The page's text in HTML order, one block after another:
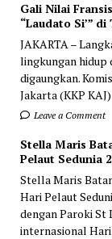
Gali Nilai
“Laudato Si’”
JAKARTA –
lingkungan hidup
digaungkan.
Jakarta (KKP
Leave a Comment
Stella Maris
Pelaut Sedunia
Stella Maris
Hari Pelaut
dengan Paroki St
internasional Hari